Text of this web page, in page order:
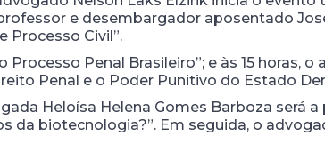
e desembargador aposentado
Processo Civil”.
Penal Brasileiro”; e às 15 horas, o
Penal e o Poder Punitivo do Estado
Heloísa Helena Gomes Barboza será
da biotecnologia?”. Em seguida, o